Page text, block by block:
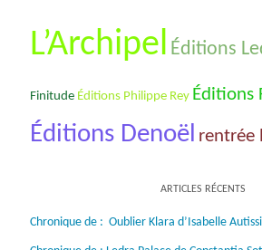
L’Archipel Éditions
Finitude Éditions Philippe Rey Éditions
Éditions Denoël rentrée
ARTICLES RÉCENTS
Chronique de : Oublier Klara d’Isabelle